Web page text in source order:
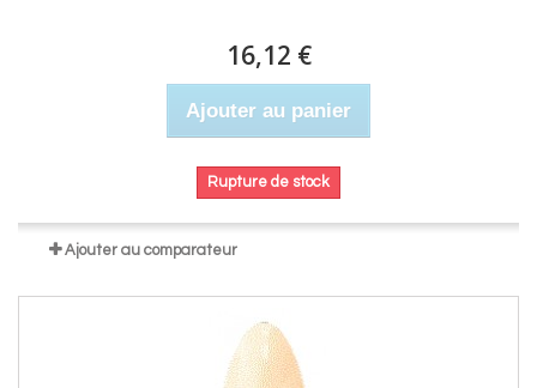
16,12 €
Ajouter au panier
Rupture de stock
Ajouter au comparateur